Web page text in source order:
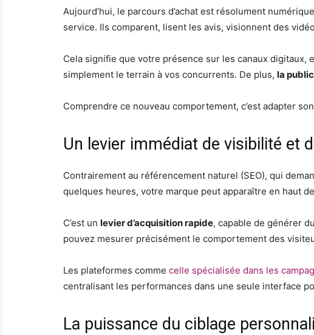
Aujourd’hui, le parcours d’achat est résolument
service. Ils comparent, lisent les avis, visionnent des
Cela signifie que votre présence sur les canaux
simplement le terrain à vos concurrents. De plus, la
Comprendre ce nouveau comportement, c’est adapter
Un levier immédiat de visibilité et
Contrairement au référencement naturel (SEO), qui
quelques heures, votre marque peut apparaître en haut
C’est un levier d’acquisition rapide, capable de générer
pouvez mesurer précisément le comportement des
Les plateformes comme celle spécialisée dans les
centralisant les performances dans une seule interface
La puissance du ciblage